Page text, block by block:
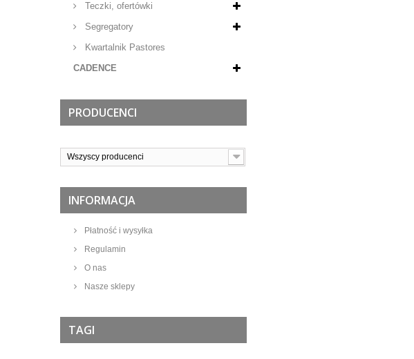
Teczki, ofertówki
Segregatory
Kwartalnik Pastores
CADENCE
PRODUCENCI
Wszyscy producenci
INFORMACJA
Płatność i wysyłka
Regulamin
O nas
Nasze sklepy
TAGI